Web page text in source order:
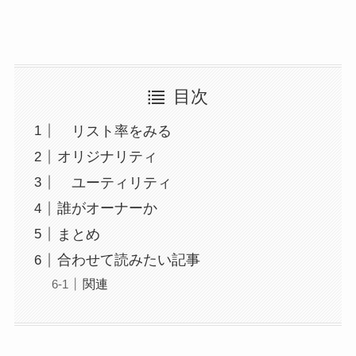
目次
リスト率をみる
オリジナリティ
ユーティリティ
誰がオーナーか
まとめ
合わせて読みたい記事
関連